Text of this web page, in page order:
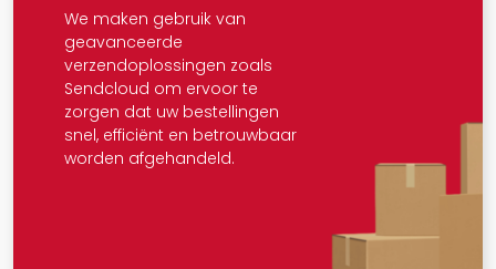
We maken gebruik van
geavanceerde
verzendoplossingen zoals
Sendcloud om ervoor te
zorgen dat uw bestellingen
snel, efficiënt en betrouwbaar
worden afgehandeld.